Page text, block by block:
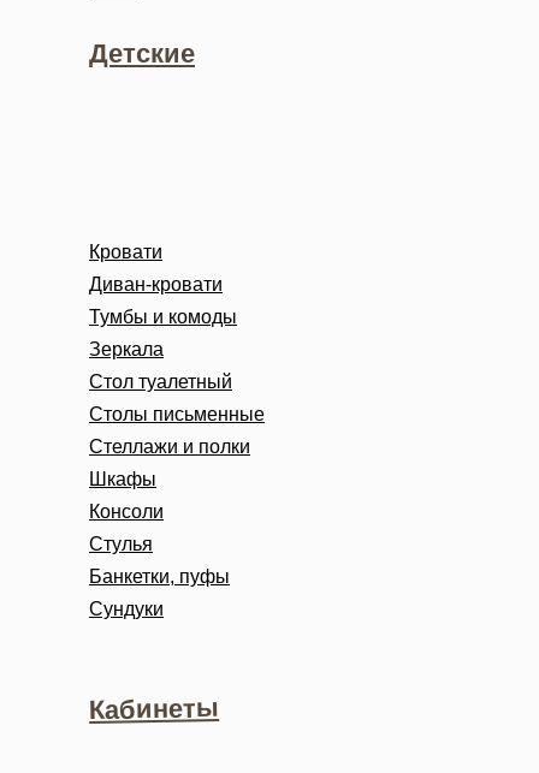
Детские
Кабинеты
Тумбы и комоды
Зеркала
Стол туалетный
Стеллажи и полки
Шкафы
Столы письменные
Диван-кровати
Кровати
Консоли
Стулья
Банкетки, пуфы
Сундуки